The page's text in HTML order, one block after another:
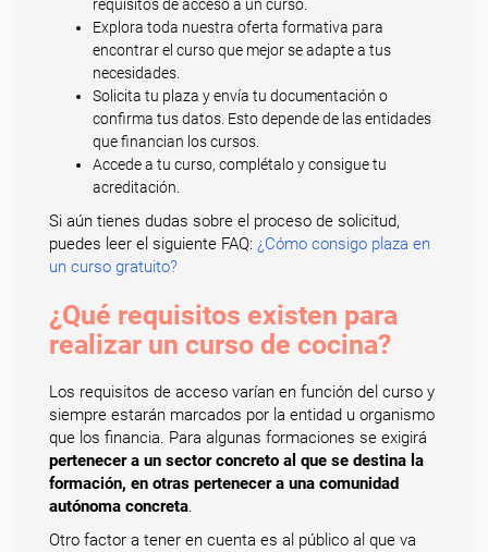
requisitos de acceso a un curso.
Explora toda nuestra oferta formativa para
encontrar el curso que mejor se adapte a tus
necesidades.
Solicita tu plaza y envía tu documentación o
confirma tus datos. Esto depende de las entidades
que financian los cursos.
Accede a tu curso, complétalo y consigue tu
acreditación.
Si aún tienes dudas sobre el proceso de solicitud,
puedes leer el siguiente FAQ: ¿Cómo consigo plaza en
un curso gratuito?
¿Qué requisitos existen para
realizar un curso de cocina?
Los requisitos de acceso varían en función del curso y
siempre estarán marcados por la entidad u organismo
que los financia. Para algunas formaciones se exigirá
pertenecer a un sector concreto al que se destina la
formación, en otras pertenecer a una comunidad
autónoma concreta.
Otro factor a tener en cuenta es al público al que va